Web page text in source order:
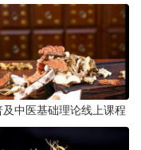
及中医基础理论线上课程